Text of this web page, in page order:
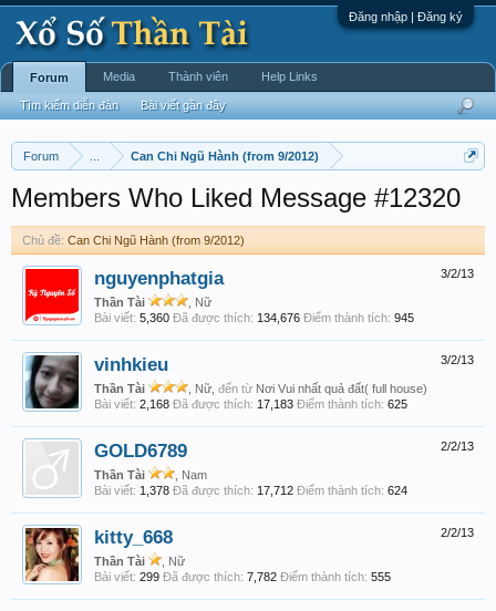
Đăng nhập | Đăng ký
Forum Can Chi Ngũ Hành (from 9/2012)
Members Who Liked Message #12320
Chủ đề: Can Chi Ngũ Hành (from 9/2012)
3/2/13
nguyenphatgia
Thần Tài
, Nữ
Bài viết: 5,360 Đã được thích: 134,676 Điểm thành tích: 945
3/2/13
vinhkieu
Thần Tài , Nữ, đến từ Nơi Vui nhất quả đất( full house)
Bài viết: 2,168 Đã được thích: 17,183 Điểm thành tích: 625
2/2/13
GOLD6789
Thần Tài
, Nam
Bài viết: 1,378 Đã được thích: 17,712 Điểm thành tích: 624
2/2/13
kitty_668
Thần Tài
, Nữ
Bài viết: 299 Đã được thích: 7,782 Điểm thành tích: 555
Forum
Tìm kiếm diễn đàn Bài viết gần đây
Media Thành viên Help Links